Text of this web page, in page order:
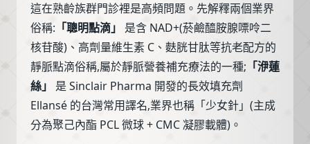
這在熟齡族群門診裡是高頻問題。先解釋兩個業界
俗稱: 「聰明點滴」
是含 NAD+(菸鹼醯胺腺嘌呤二
核苷酸)、高劑量維生素 C、麩胱甘肽等抗老配方的
靜脈點滴俗稱,屬於靜脈營養補充療法的一種; 「洢蓮
絲」
是 Sinclair Pharma 開發的長效填充劑
Ellansé 的台灣常用譯名,業界也稱「少女針」(主成
分為聚己內酯 PCL 微球 + CMC 凝膠載體)。